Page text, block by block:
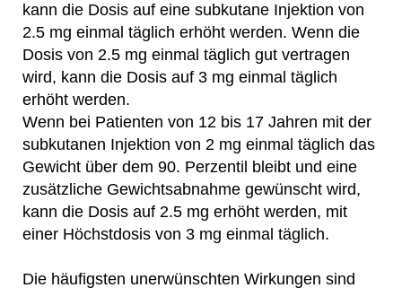
kann die Dosis auf eine subkutane Injektion von
2.5 mg einmal täglich erhöht werden. Wenn die
Dosis von 2.5 mg einmal täglich gut vertragen
wird, kann die Dosis auf 3 mg einmal täglich
erhöht werden.
Wenn bei Patienten von 12 bis 17 Jahren mit der
subkutanen Injektion von 2 mg einmal täglich das
Gewicht über dem 90. Perzentil bleibt und eine
zusätzliche Gewichtsabnahme gewünscht wird,
kann die Dosis auf 2.5 mg erhöht werden, mit
einer Höchstdosis von 3 mg einmal täglich.
Die häufigsten unerwünschten Wirkungen sind